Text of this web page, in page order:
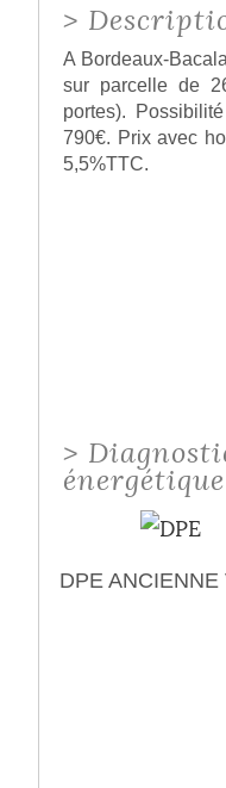
>
A Bordeaux-
sur parcelle de
portes).
790€. Prix avec
5,5%TTC.
>
énergétique
DPE ANCIENNE